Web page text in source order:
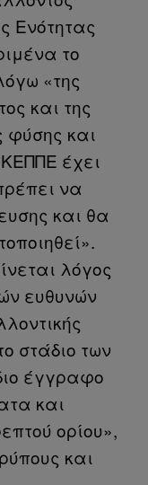
Ενότητας
το
«της
και της
φύσης και
έχει
να
και θα
λόγος
ευθυνών
στάδιο των
έγγραφο
και
ορίου»,
και